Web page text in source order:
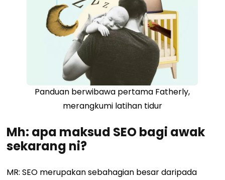
Panduan berwibawa pertama Fatherly,
merangkumi latihan tidur
Mh: apa maksud SEO bagi awak
sekarang ni?
MR: SEO merupakan sebahagian besar daripada